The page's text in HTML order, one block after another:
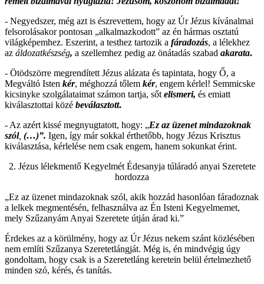
- Negyedszer, még azt is észrevettem, hogy az Úr Jézus kívánalmai
felsorolásakor pontosan „alkalmazkodott” az én hármas osztatú
világképemhez. Eszerint, a testhez tartozik a fáradozás, a lélekhez
az áldozatkészség, a szellemhez pedig az önátadás szabad akarata.
- Ötödszörre megrendített Jézus alázata és tapintata, hogy Ő, a
Megváltó Isten kér, méghozzá tőlem kér, engem kérlel! Semmicske
kicsinyke szolgálataimat számon tartja, sőt elismeri, és emiatt
kiválasztottai közé beválasztott.
- Az azért kissé megnyugtatott, hogy: „Ez az üzenet mindazoknak
szól, (…)”. Igen, így már sokkal érthetőbb, hogy Jézus Krisztus
kiválasztása, kérlelése nem csak engem, hanem sokunkat érint.
2. Jézus lélekmentő Kegyelmét Édesanyja túláradó anyai Szeretete
hordozza
„Ez az üzenet mindazoknak szól, akik hozzád hasonlóan fáradoznak
a lelkek megmentésén, felhasználva az Én Isteni Kegyelmemet,
mely Szűzanyám Anyai Szeretete útján árad ki.”
Érdekes az a körülmény, hogy az Úr Jézus nekem szánt közlésében
nem említi Szűzanya Szeretetlángját. Még is, én mindvégig úgy
gondoltam, hogy csak is a Szeretetláng keretein belül értelmezhető
minden szó, kérés, és tanítás.